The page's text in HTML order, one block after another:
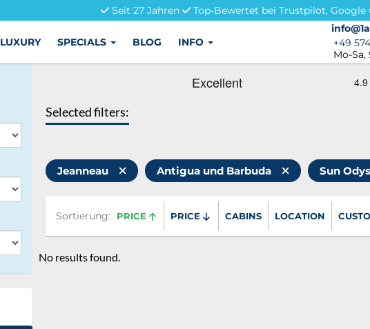
Seit 27 Jahren
Top-Bewertet bei Trustpilot, Google
+49
+49
Mo-Sa,
LUXURY SPECIALS BLOG INFO
Selected filters:
Jeanneau Antigua und Barbuda Sun
Sortierung:
Sortierung: PRICE PRICE CABINS LOCATION
No results found.